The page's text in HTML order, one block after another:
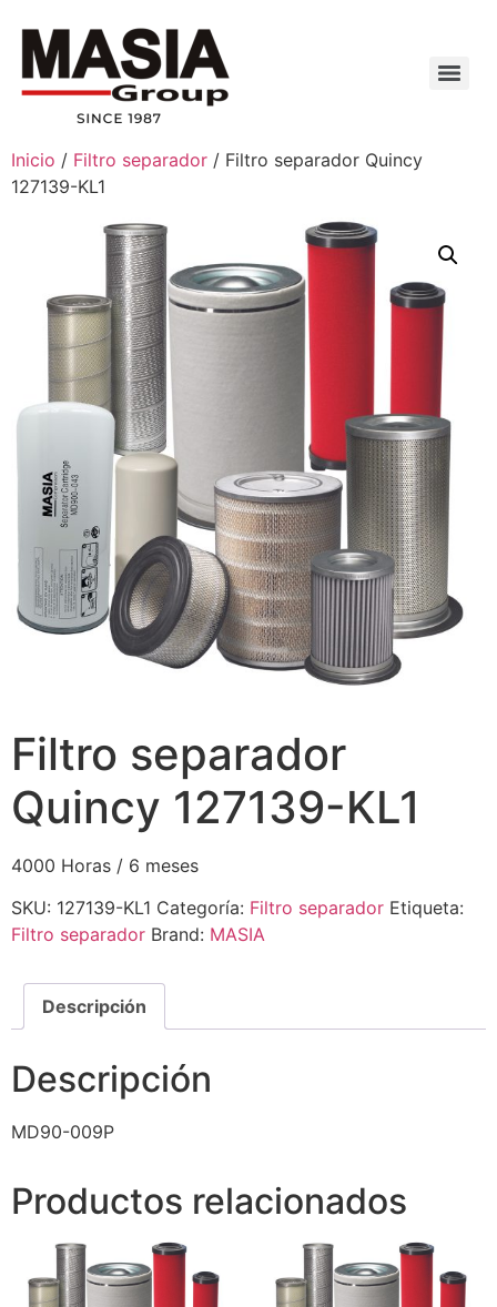
Inicio / Filtro separador / Filtro separador Quincy
127139-KL1
Filtro separador
Quincy 127139-KL1
4000 Horas / 6 meses
SKU: 127139-KL1 Categoría: Filtro separador Etiqueta:
Filtro separador Brand: MASIA
Descripción
Descripción
MD90-009P
Productos relacionados